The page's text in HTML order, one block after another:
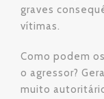
graves
vítimas.
Como podem
o agressor?
muito